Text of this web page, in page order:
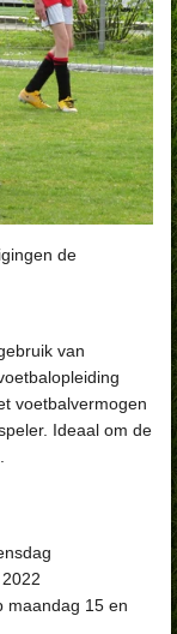
de
van
voetbalvermogen
Ideaal om de
maandag 15 en